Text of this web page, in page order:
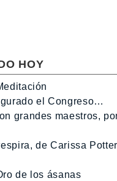
HOY
el Congreso…
grandes maestros,
de Carissa
de los ásanas